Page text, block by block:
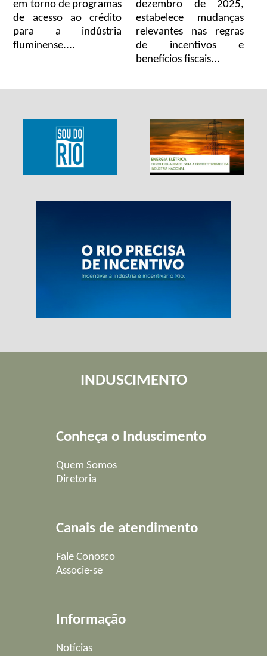
em torno de programas
de acesso ao crédito
para a indústria
fluminense....
dezembro de 2025,
estabelece mudanças
relevantes nas regras
de incentivos e
benefícios fiscais...
INDUSCIMENTO
Conheça o Induscimento
Quem Somos
Diretoria
Canais de atendimento
Fale Conosco
Associe-se
Informação
Notícias